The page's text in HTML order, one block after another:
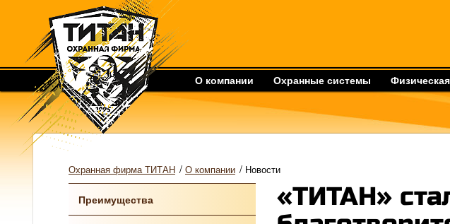
О компании Охранные системы
Охранная фирма ТИТАН / О компании / Новости
Преимущества
«ТИТАН»